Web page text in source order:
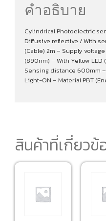
คำอธิบาย
Cylindrical Photoelectric
Diffusive reflective / With
(Cable) 2m – Supply voltage
(890nm) – With Yellow
Sensing distance 600mm
Light-ON – Material PBT
สินค้าที่เกี่ยวข้